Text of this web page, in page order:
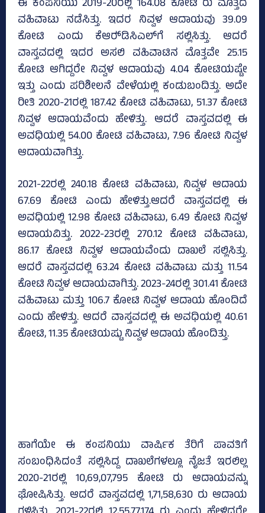
ಈ ಕಂಪನಿಯು 2019-20ರಲ್ಲಿ 164.08 ಕೋಟಿ ರು ಮೊತ್ತದ
ವಹಿವಾಟು ನಡೆಸಿತ್ತು. ಇದರ ನಿವ್ವಳ ಆದಾಯವು 39.09
ಕೋಟಿ ಎಂದು ಕೆಆರ್‍‌ಡಿಸಿಎಲ್‌ಗೆ ಸಲ್ಲಿಸಿತ್ತು. ಆದರೆ
ವಾಸ್ತವದಲ್ಲಿ ಇದರ ಅಸಲಿ ವಹಿವಾಟಿನ ಮೊತ್ತವೇ 25.15
ಕೋಟಿ ಆಗಿದ್ದರೇ ನಿವ್ವಳ ಆದಾಯವು 4.04 ಕೋಟಿಯಷ್ಟೇ
ಇತ್ತು ಎಂದು ಪರಿಶೀಲನೆ ವೇಳೆಯಲ್ಲಿ ಕಂಡುಬಂದಿತ್ತು. ಅದೇ
ರೀತಿ 2020-21ರಲ್ಲಿ 187.42 ಕೋಟಿ ವಹಿವಾಟು, 51.37 ಕೋಟಿ
ನಿವ್ವಳ ಆದಾಯವೆಂದು ಹೇಳಿತ್ತು. ಆದರೆ ವಾಸ್ತವದಲ್ಲಿ ಈ
ಅವಧಿಯಲ್ಲಿ 54.00 ಕೋಟಿ ವಹಿವಾಟು, 7.96 ಕೋಟಿ ನಿವ್ವಳ
ಆದಾಯವಾಗಿತ್ತು.
2021-22ರಲ್ಲಿ 240.18 ಕೋಟಿ ವಹಿವಾಟು, ನಿವ್ವಳ ಆದಾಯ
67.69 ಕೋಟಿ ಎಂದು ಹೇಳಿತ್ತು.ಆದರೆ ವಾಸ್ತವದಲ್ಲಿ ಈ
ಅವಧಿಯಲ್ಲಿ 12.98 ಕೋಟಿ ವಹಿವಾಟು, 6.49 ಕೋಟಿ ನಿವ್ವಳ
ಆದಾಯವಿತ್ತು. 2022-23ರಲ್ಲಿ 270.12 ಕೋಟಿ ವಹಿವಾಟು,
86.17 ಕೋಟಿ ನಿವ್ವಳ ಆದಾಯವೆಂದು ದಾಖಲೆ ಸಲ್ಲಿಸಿತ್ತು.
ಆದರೆ ವಾಸ್ತವದಲ್ಲಿ 63.24 ಕೋಟಿ ವಹಿವಾಟು ಮತ್ತು 11.54
ಕೋಟಿ ನಿವ್ವಳ ಆದಾಯವಾಗಿತ್ತು. 2023-24ರಲ್ಲಿ 301.41 ಕೋಟಿ
ವಹಿವಾಟು ಮತ್ತು 106.7 ಕೋಟಿ ನಿವ್ವಳ ಆದಾಯ ಹೊಂದಿದೆ
ಎಂದು ಹೇಳಿತ್ತು. ಆದರೆ ವಾಸ್ತವದಲ್ಲಿ ಈ ಅವಧಿಯಲ್ಲಿ 40.61
ಕೋಟಿ, 11.35 ಕೋಟಿಯಷ್ಟು ನಿವ್ವಳ ಆದಾಯ ಹೊಂದಿತ್ತು.
ಹಾಗೆಯೇ ಈ ಕಂಪನಿಯು ವಾರ್ಷಿಕ ತೆರಿಗೆ ಪಾವತಿಗೆ
ಸಂಬಂಧಿಸಿದಂತೆ ಸಲ್ಲಿಸಿದ್ದ ದಾಖಲೆಗಳಲ್ಲೂ ನೈಜತೆ ಇರಲಿಲ್ಲ
2020-21ರಲ್ಲಿ 10,69,07,795 ಕೋಟಿ ರು ಆದಾಯವನ್ನು
ಘೋಷಿಸಿತ್ತು. ಆದರೆ ವಾಸ್ತವದಲ್ಲಿ 1,71,58,630 ರು ಆದಾಯ